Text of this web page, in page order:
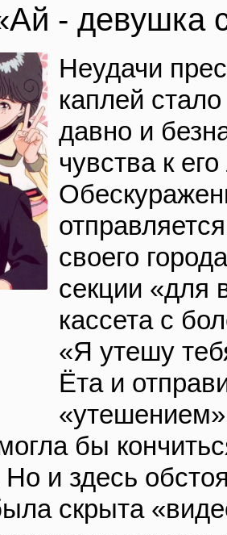
- девyшка
Неудачи
каплей
давно и
чувства к
своего
секции «для
кассета с
«Я утешу
Ёта и
бы
и здесь
скрыта